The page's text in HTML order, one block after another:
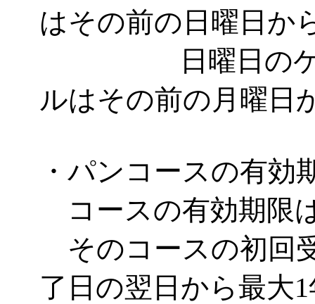
はその前の日曜日か
日曜日のケー
ルはその前の月曜日
・パンコースの有効
コースの有効期限
そのコースの初回
了日の翌日から最大